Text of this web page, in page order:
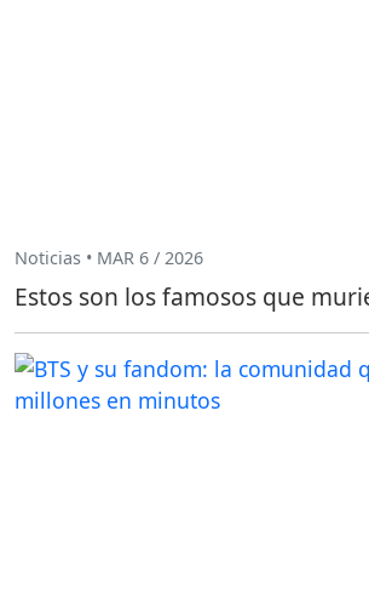
Noticias • MAR 6 / 2026
Estos son los famosos que